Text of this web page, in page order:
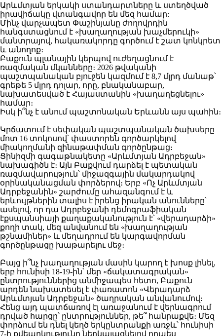
Արևմտյան երկակի ստանդարտները և ստեղծված
իրավիճակը վտանգավոր են մեզ համար:
Մինչ վարչապետ Փաշինյանը ժողովրդին
հանգստացնում է «խաղաղության խաչմերուկի»
մանտրայով, հակառակորդը գործում է շատ կոնկրետ
և անողոք։
Բաքուն պլանային կերպով ուժեղացնում է
ռազմական մկանները։ 2026 թվականի
պաշտպանական բյուջեն կազմում է 8,7 մլրդ մանաթ՝
գրեթե 5 մլրդ դոլար, որը, բնականաբար,
նախատեսված է Հայաստանին «խաղաղեցնելու»
համար։
Իսկ ի՞նչ է անում պաշտոնական Երևանն այս պահին։
Կրճատում է սեփական պաշտպանական ծախսերը
մոտ 16 տոկոսով՝ փաստորեն գործարկելով
միակողմանի զինաթափման գործընթաց։
Ցինիզմի գագաթնակետը «Արևմտյան Ադրբեջան»
նախագիծն է։ Այն Բաքվում դարձել է պետական
ռազմավարություն՝ միջազգային մակարդակով
օրինականացման փորձերով։ Երբ «Ոչ Արևմտյան
Ադրբեջանին» շարժումը ահազանգում է և
երևույթներին տալիս է իրենց իրական անունները՝
ասելով, որ դա Ադրբեջանի դեմոգրաֆիական
էքսպանսիայի քաղաքականություն է՝ «վերադարձի»
քողի տակ, մեզ անվանում են «խաղաղության
թշնամիներ» և մեղադրում են կարգավորման
գործընթացը խաթարելու մեջ։
Բայց ի՞նչ խաղաղության մասին կարող է խոսք լինել,
երբ հունիսի 18-19-ին՝ մեր «ճակատագրական»
ընտրություններից անմիջապես հետո, Բաքուն
արդեն նախատեսել է փառատոն «Վերադարձ
Արևմտյան Ադրբեջան» ծաղրական անվանումով։
Հենց այդ պատճառով էլ առաջանում է վերնագրում
դրված հարցը՝ ընտրություններ, թե՞ հանրաքվե։ Մեզ
փորձում են դնել կեղծ երկընտրանքի առջև՝ հունիսի
7-ի քվեարկությունը ներկայացնելով որպես